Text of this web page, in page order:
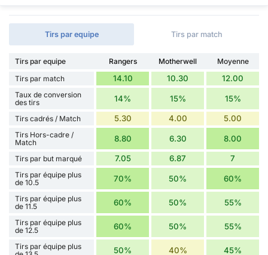
Tirs par equipe Tirs par match
Tirs par equipe Rangers Motherwell
Moyenne
Tirs par match
14.10 10.30 12.00
Taux de conversion
des tirs
14% 15% 15%
Tirs cadrés / Match 5.30 4.00 5.00
Tirs Hors-cadre /
Match
8.80 6.30 8.00
Tirs par but marqué 7.05 6.87 7
Tirs par équipe plus
de 10.5
70% 50% 60%
Tirs par équipe plus
de 11.5
60% 50% 55%
Tirs par équipe plus
de 12.5
60% 50% 55%
Tirs par équipe plus
50% 40% 45%